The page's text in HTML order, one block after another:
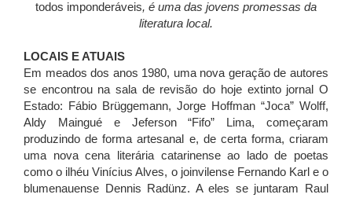
todos imponderáveis, é uma das jovens promessas da
literatura local.
LOCAIS E ATUAIS
Em meados dos anos 1980, uma nova geração de autores
se encontrou na sala de revisão do hoje extinto jornal O
Estado: Fábio Brüggemann, Jorge Hoffman “Joca” Wolff,
Aldy Maingué e Jeferson “Fifo” Lima, começaram
produzindo de forma artesanal e, de certa forma, criaram
uma nova cena literária catarinense ao lado de poetas
como o ilhéu Vinícius Alves, o joinvilense Fernando Karl e o
blumenauense Dennis Radünz. A eles se juntaram Raul